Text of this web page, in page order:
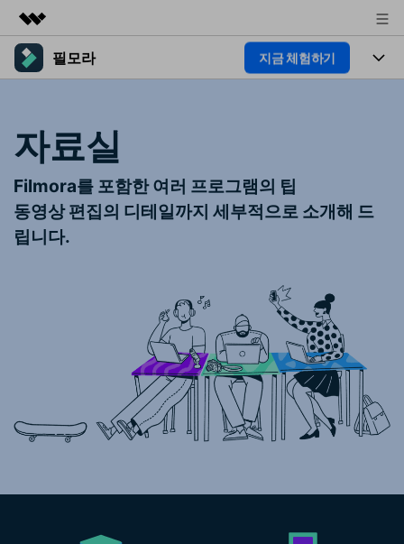
주요 제품
개요
솔루션
회사 소개
뉴스룸
플랜 및 가격
필모라 지금 체험하기
플랫폼
기능
AI
AI 기능 HOT
AI 꿀팁
영상 편집 자료실
동영상 편집하기
도움말 센터
가격 로그인
자료실
Filmora를 포함한 여러 프로그램의 팁
동영상 편집의 디테일까지 세부적으로 소개해 드
립니다.